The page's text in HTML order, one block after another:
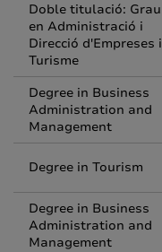
Doble titulació: Grau
en Administració i
Direcció d'Empreses i
Turisme
Degree in Business
Administration and
Management
Degree in Tourism
Degree in Business
Administration and
Management